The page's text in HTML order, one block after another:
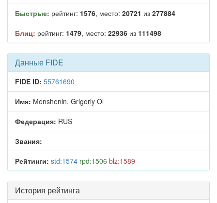
Быстрые: рейтинг: 1576, место: 20721 из 277884
Блиц: рейтинг: 1479, место: 22936 из 111498
Данные FIDE
FIDE ID: 55761690
Имя: Menshenin, Grigoriy Ol
Федерация: RUS
Звания:
Рейтинги: std:1574 rpd:1506 blz:1589
История рейтинга